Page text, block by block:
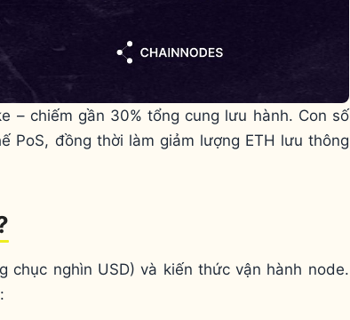
– chiếm gần 30% tổng cung lưu hành. Con số
PoS, đồng thời làm giảm lượng ETH lưu thông
chục nghìn USD) và kiến thức vận hành node.